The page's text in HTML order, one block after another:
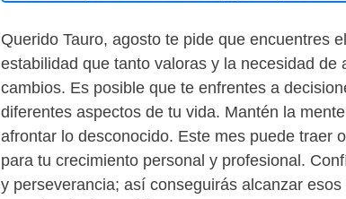
Querido Tauro, agosto te pide que encuentres
estabilidad que tanto valoras y la necesidad de
cambios. Es posible que te enfrentes a
diferentes aspectos de tu vida. Mantén la
afrontar lo desconocido. Este mes puede traer
para tu crecimiento personal y profesional.
y perseverancia; así conseguirás alcanzar